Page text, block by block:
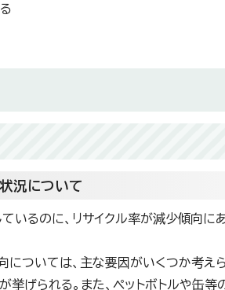
況について
いるのに、リサイクル率が減少傾向
向については、主な要因がいくつか考
挙げられる。また、ペットボトルや缶